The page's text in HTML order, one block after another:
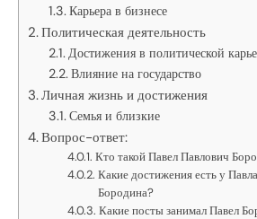
Карьера в бизнесе
Политическая деятельность
Достижения в политической
Влияние на государство
Личная жизнь и достижения
Семья и близкие
Вопрос-ответ:
Кто такой Павел Павлович
Какие достижения есть у
Бородина?
Какие посты занимал Павел